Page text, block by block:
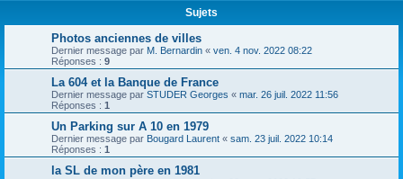
Sujets
Photos anciennes de villes
Dernier message par M. Bernardin « ven. 4 nov. 2022 08:22
Réponses : 9
La 604 et la Banque de France
Dernier message par STUDER Georges « mar. 26 juil. 2022 11:56
Réponses : 1
Un Parking sur A 10 en 1979
Dernier message par Bougard Laurent « sam. 23 juil. 2022 10:14
Réponses : 1
la SL de mon père en 1981